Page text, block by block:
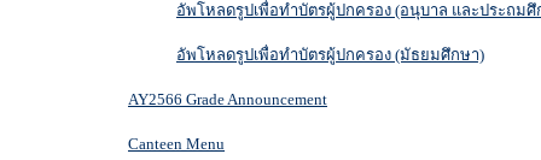
อัพโหลดรูปเพื่อทำบัตรผู้ปกครอง (อนุบาล และประถมศึ
อัพโหลดรูปเพื่อทำบัตรผู้ปกครอง (มัธยมศึกษา)
AY2566 Grade Announcement
Canteen Menu